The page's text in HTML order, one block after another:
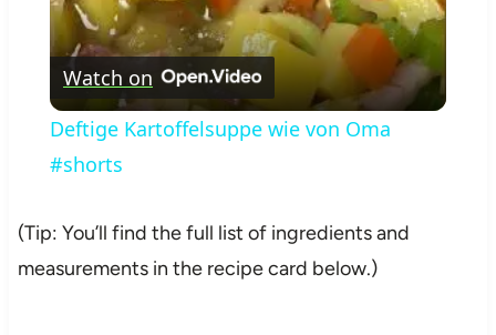
Watch on
Deftige Kartoffelsuppe wie von Oma
#shorts
(Tip: You’ll find the full list of ingredients and
measurements in the recipe card below.)